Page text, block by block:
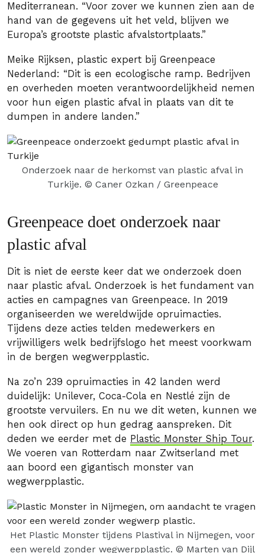
Mediterranean. “Voor zover we kunnen zien aan de
hand van de gegevens uit het veld, blijven we
Europa’s grootste plastic afvalstortplaats.”
Meike Rijksen, plastic expert bij Greenpeace
Nederland: “Dit is een ecologische ramp. Bedrijven
en overheden moeten verantwoordelijkheid nemen
voor hun eigen plastic afval in plaats van dit te
dumpen in andere landen.”
Onderzoek naar de herkomst van plastic afval in
Turkije. © Caner Ozkan / Greenpeace
Greenpeace doet onderzoek naar
plastic afval
Dit is niet de eerste keer dat we onderzoek doen
naar plastic afval. Onderzoek is het fundament van
acties en campagnes van Greenpeace. In 2019
organiseerden we wereldwijde opruimacties.
Tijdens deze acties telden medewerkers en
vrijwilligers welk bedrijfslogo het meest voorkwam
in de bergen wegwerpplastic.
Na zo’n 239 opruimacties in 42 landen werd
duidelijk: Unilever, Coca-Cola en Nestlé zijn de
grootste vervuilers. En nu we dit weten, kunnen we
hen ook direct op hun gedrag aanspreken. Dit
deden we eerder met de Plastic Monster Ship Tour.
We voeren van Rotterdam naar Zwitserland met
aan boord een gigantisch monster van
wegwerpplastic.
Het Plastic Monster tijdens Plastival in Nijmegen, voor
een wereld zonder wegwerpplastic. © Marten van Dijl